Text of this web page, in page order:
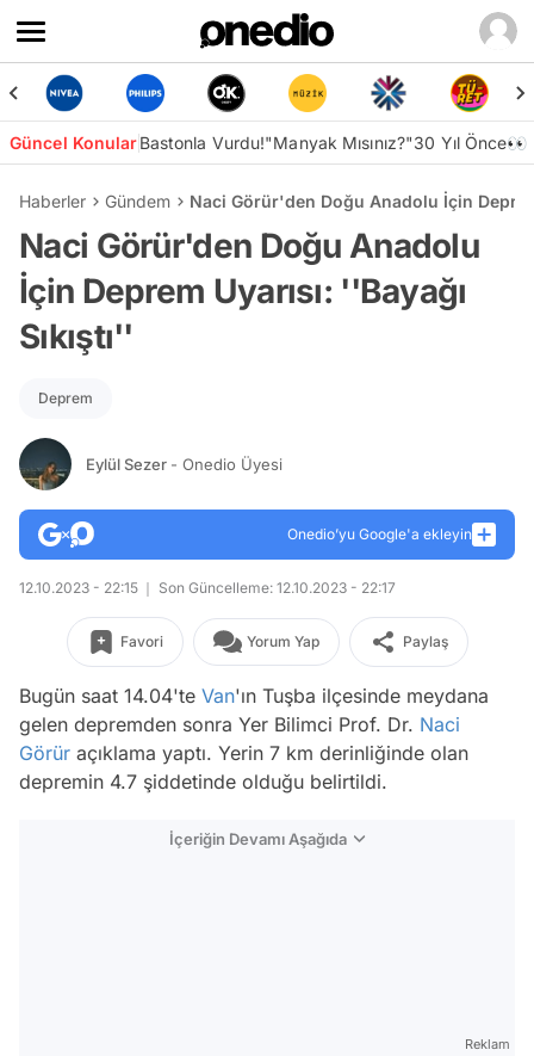
Güncel KonularBastonla Vurdu!"Manyak Mısınız?"30 Yıl Önce👀
Haberler Gündem Naci Görür'den Doğu Anadolu İçin Deprem
Naci Görür'den Doğu Anadolu
İçin Deprem Uyarısı: ''Bayağı
Sıkıştı''
Deprem
Eylül Sezer - Onedio Üyesi
Onedio’yu Google'a ekleyin
12.10.2023 - 22:15 Son Güncelleme: 12.10.2023 - 22:17
Favori Yorum Yap Paylaş
Bugün saat 14.04'te Van'ın Tuşba ilçesinde meydana
gelen depremden sonra Yer Bilimci Prof. Dr. Naci
Görür açıklama yaptı. Yerin 7 km derinliğinde olan
depremin 4.7 şiddetinde olduğu belirtildi.
İçeriğin Devamı Aşağıda
Reklam